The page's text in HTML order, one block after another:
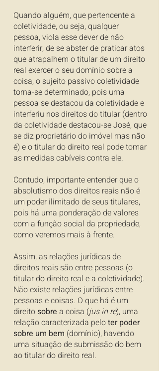
Quando alguém, que pertencente a
coletividade, ou seja, qualquer
pessoa, viola esse dever de não
interferir, de se abster de praticar atos
que atrapalhem o titular de um direito
real exercer o seu domínio sobre a
coisa, o sujeito passivo coletividade
torna-se determinado, pois uma
pessoa se destacou da coletividade e
interferiu nos direitos do titular (dentro
da coletividade destacou-se José, que
se diz proprietário do imóvel mas não
é) e o titular do direito real pode tomar
as medidas cabíveis contra ele.
Contudo, importante entender que o
absolutismo dos direitos reais não é
um poder ilimitado de seus titulares,
pois há uma ponderação de valores
com a função social da propriedade,
como veremos mais à frente.
Assim, as relações jurídicas de
direitos reais são entre pessoas (o
titular do direito real e a coletividade).
Não existe relações jurídicas entre
pessoas e coisas. O que há é um
direitosobre a coisa (jus in re), uma
relação caracterizada peloter poder
sobre um bem (domínio), havendo
uma situação de submissão do bem
ao titular do direito real.